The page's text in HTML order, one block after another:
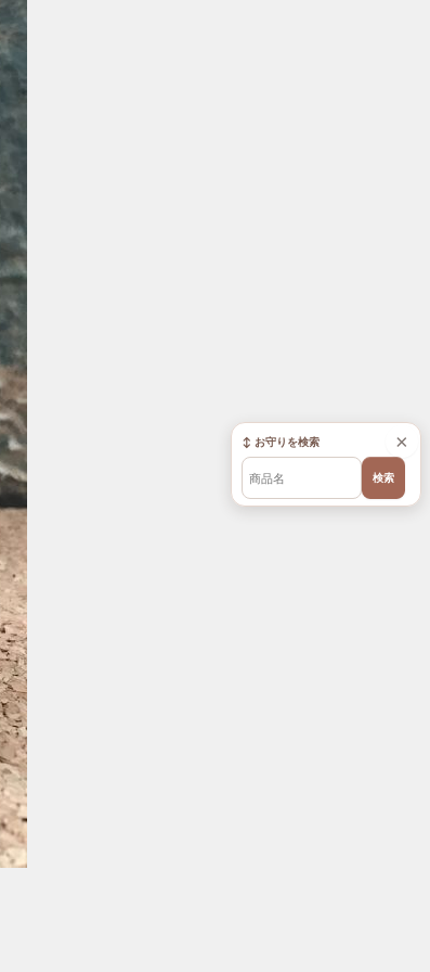
×
↕ お守りを検索
検索